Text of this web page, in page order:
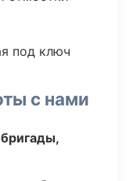
под ключ
с нами